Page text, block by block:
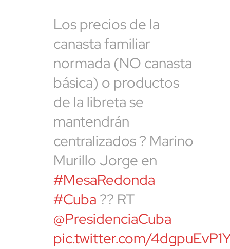
Los precios de la
canasta familiar
normada (NO canasta
básica) o productos
de la libreta se
mantendrán
centralizados ? Marino
Murillo Jorge en
#MesaRedonda
#Cuba ?? RT
@PresidenciaCuba
pic.twitter.com/